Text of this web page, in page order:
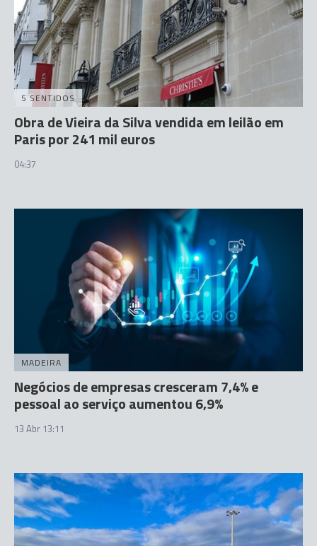
5 SENTIDOS
Obra de Vieira da Silva vendida em leilão em
Paris por 241 mil euros
04:37
MADEIRA
Negócios de empresas cresceram 7,4% e
pessoal ao serviço aumentou 6,9%
13 Abr 13:11